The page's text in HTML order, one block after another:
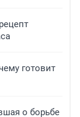
готовит
о борьбе